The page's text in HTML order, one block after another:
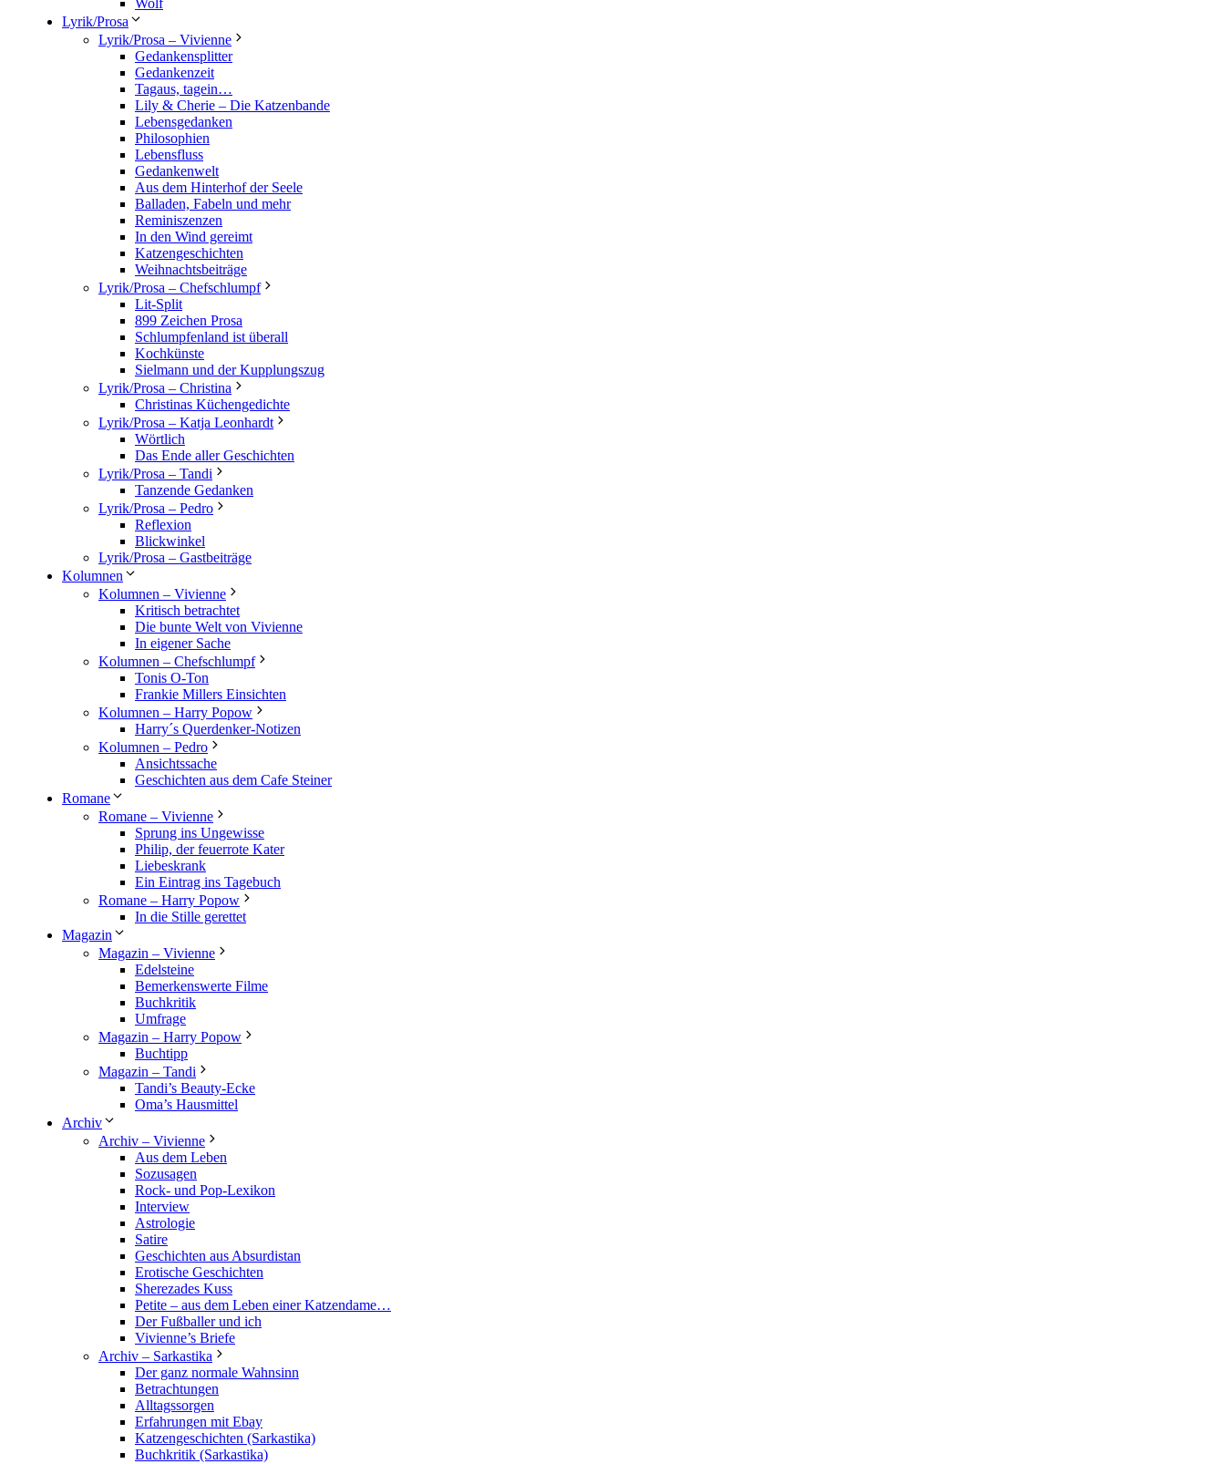
Wolf
Lyrik/Prosa
Lyrik/Prosa – Vivienne
Gedankensplitter
Gedankenzeit
Tagaus, tagein…
Lily & Cherie – Die Katzenbande
Lebensgedanken
Philosophien
Lebensfluss
Gedankenwelt
Aus dem Hinterhof der Seele
Balladen, Fabeln und mehr
Reminiszenzen
In den Wind gereimt
Katzengeschichten
Weihnachtsbeiträge
Lyrik/Prosa – Chefschlumpf
Lit-Split
899 Zeichen Prosa
Schlumpfenland ist überall
Kochkünste
Sielmann und der Kupplungszug
Lyrik/Prosa – Christina
Christinas Küchengedichte
Lyrik/Prosa – Katja Leonhardt
Wörtlich
Das Ende aller Geschichten
Lyrik/Prosa – Tandi
Tanzende Gedanken
Lyrik/Prosa – Pedro
Reflexion
Blickwinkel
Lyrik/Prosa – Gastbeiträge
Kolumnen
Kolumnen – Vivienne
Kritisch betrachtet
Die bunte Welt von Vivienne
In eigener Sache
Kolumnen – Chefschlumpf
Tonis O-Ton
Frankie Millers Einsichten
Kolumnen – Harry Popow
Harry´s Querdenker-Notizen
Kolumnen – Pedro
Ansichtssache
Geschichten aus dem Cafe Steiner
Romane
Romane – Vivienne
Sprung ins Ungewisse
Philip, der feuerrote Kater
Liebeskrank
Ein Eintrag ins Tagebuch
Romane – Harry Popow
In die Stille gerettet
Magazin
Magazin – Vivienne
Edelsteine
Bemerkenswerte Filme
Buchkritik
Umfrage
Magazin – Harry Popow
Buchtipp
Magazin – Tandi
Tandi’s Beauty-Ecke
Oma’s Hausmittel
Archiv
Archiv – Vivienne
Aus dem Leben
Sozusagen
Rock- und Pop-Lexikon
Interview
Astrologie
Satire
Geschichten aus Absurdistan
Erotische Geschichten
Sherezades Kuss
Petite – aus dem Leben einer Katzendame…
Der Fußballer und ich
Vivienne’s Briefe
Archiv – Sarkastika
Der ganz normale Wahnsinn
Betrachtungen
Alltagssorgen
Erfahrungen mit Ebay
Katzengeschichten (Sarkastika)
Buchkritik (Sarkastika)